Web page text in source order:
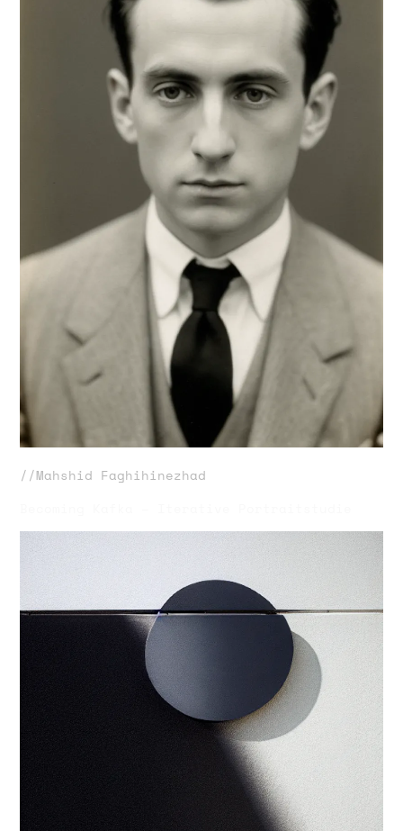
//Mahshid Faghihinezhad